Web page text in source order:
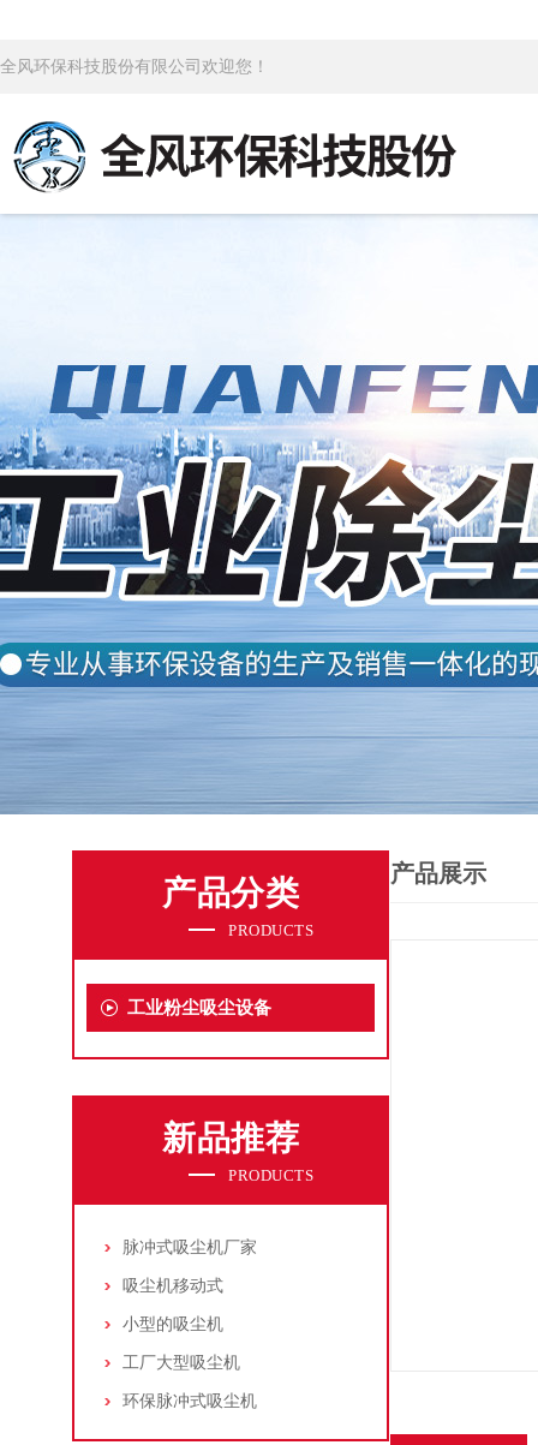
全风环保科技股份有限公司欢迎您！
产品分类
PRODUCTS
工业粉尘吸尘设备
新品推荐
PRODUCTS
脉冲式吸尘机厂家
吸尘机移动式
小型的吸尘机
工厂大型吸尘机
环保脉冲式吸尘机
产品展示